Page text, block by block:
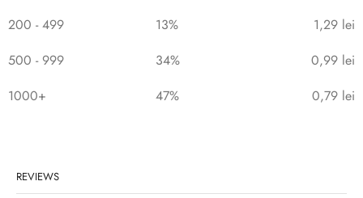
200 - 499
13% 1,29 lei
500 - 999
34% 0,99 lei
1000+
47% 0,79 lei
REVIEWS